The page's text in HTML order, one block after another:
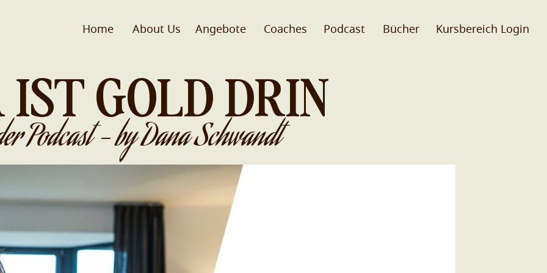
Home About Us Coaches
Angebote Podcast Bücher Kursbereich Login
IST GOLD DRIN
Podcast - by Dana Schwandt